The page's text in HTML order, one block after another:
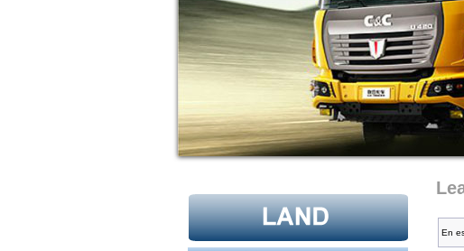
En